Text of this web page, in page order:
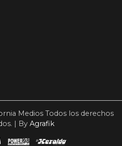
Medios Todos los derechos
| By Agrafik